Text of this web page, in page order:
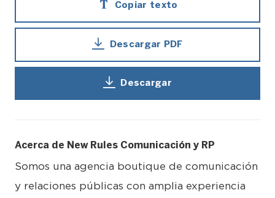
Copiar texto
Descargar PDF
Descargar
Acerca de New Rules Comunicación y RP
Somos una agencia boutique de comunicación
y relaciones públicas con amplia experiencia